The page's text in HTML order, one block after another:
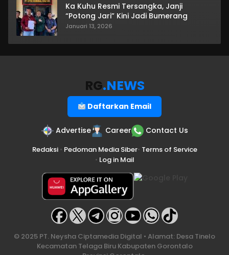
Ka Kuhu Resmi Tersangka, Janji
“Potong Jari” Kini Jadi Bumerang
Januari 13, 2026
RG.NEWS
Daftarkan Email
Advertise Career Contact Us
Redaksi• Pedoman Media Siber• Terms of Service
• Log in Mail
© 2025 PT. Neysha Ciptamedia Digital • Alamat: Desa Tinelo
Kecamatan Telaga Biru Kabupaten Gorontalo